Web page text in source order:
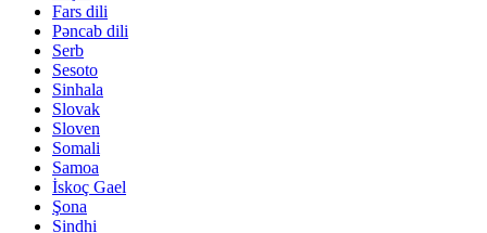
Fars dili
Pəncab dili
Serb
Sesoto
Sinhala
Slovak
Sloven
Somali
Samoa
İskoç Gael
Şona
Sindhi